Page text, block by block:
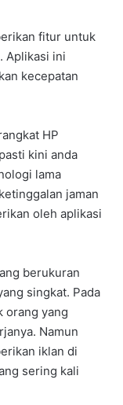
fitur untuk
Aplikasi ini
kecepatan
HP
kini anda
lama
jaman
oleh aplikasi
berukuran
singkat. Pada
orang yang
Namun
iklan di
sering kali